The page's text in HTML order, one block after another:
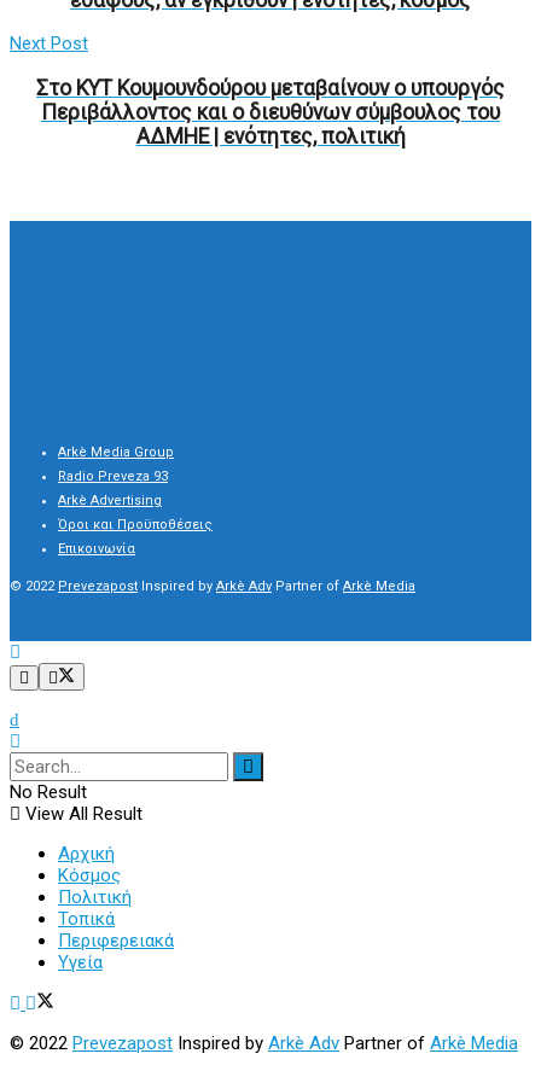
Next Post
Στο ΚΥΤ Κουμουνδούρου μεταβαίνουν ο υπουργός
Περιβάλλοντος και ο διευθύνων σύμβουλος του
ΑΔΜΗΕ | ενότητες, πολιτική
Arkè Media Group
Radio Preveza 93
Arkè Advertising
Όροι και Προϋποθέσεις
Επικοινωνία
© 2022 Prevezapost Inspired by Arkè Adv Partner of Arkè Media
No Result
View All Result
Αρχική
Κόσμος
Πολιτική
Τοπικά
Περιφερειακά
Υγεία
© 2022 Prevezapost Inspired by Arkè Adv Partner of Arkè Media